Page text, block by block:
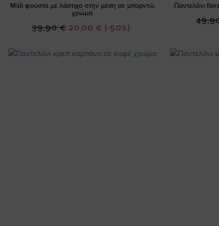
Midi φούστα με λάστιχο στην μέση σε μπορντώ
χρώμα
(-50%)
Ειδική
20,00 €
39,90 €
Παντελόνι